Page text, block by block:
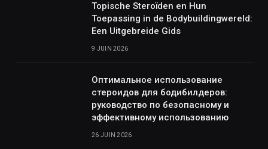
Topische Steroïden en Hun
Toepassing in de Bodybuildingwereld:
Een Uitgebreide Gids
9 JUIN 2026
Оптимальное использование
стероидов для бодибилдеров:
руководство по безопасному и
эффективному использованию
26 JUIN 2026